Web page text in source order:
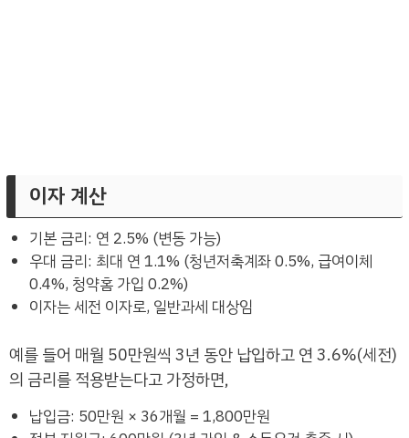
이자 계산
기본 금리: 연 2.5% (변동 가능)
우대 금리: 최대 연 1.1% (청년저축계좌 0.5%, 급여이체
0.4%, 청약홈 가입 0.2%)
이자는 세전 이자로, 일반과세 대상임
예를 들어 매월 50만원씩 3년 동안 납입하고 연 3.6%(세전)
의 금리를 적용받는다고 가정하면,
납입금: 50만원 × 36개월 = 1,800만원